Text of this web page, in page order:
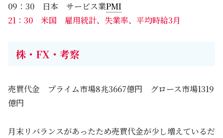
09：30 日本 サービス業PMI
21：30 米国 雇用統計、失業率、平均時給3月
株・FX・考察
売買代金 プライム市場8兆3667億円 グロース市場1319
億円
月末リバランスがあったため売買代金が少し増えているだ